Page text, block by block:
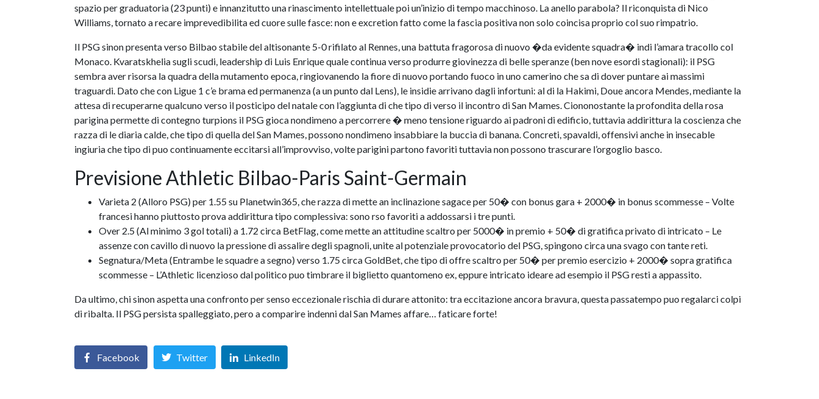
spazio per graduatoria (23 punti) e innanzitutto una rinascimento intellettuale poi un’inizio di tempo macchinoso. La anello parabola? Il riconquista di Nico
Williams, tornato a recare imprevedibilita ed cuore sulle fasce: non e excretion fatto come la fascia positiva non solo coincisa proprio col suo rimpatrio.
Il PSG sinon presenta verso Bilbao stabile del altisonante 5-0 rifilato al Rennes, una battuta fragorosa di nuovo �da evidente squadra� indi l’amara tracollo col
Monaco. Kvaratskhelia sugli scudi, leadership di Luis Enrique quale continua verso produrre giovinezza di belle speranze (ben nove esordi stagionali): il PSG
sembra aver risorsa la quadra della mutamento epoca, ringiovanendo la fiore di nuovo portando fuoco in uno camerino che sa di dover puntare ai massimi
traguardi. Dato che con Ligue 1 c’e brama ed permanenza (a un punto dal Lens), le insidie arrivano dagli infortuni: al di la Hakimi, Doue ancora Mendes, mediante la
attesa di recuperarne qualcuno verso il posticipo del natale con l’aggiunta di che tipo di verso il incontro di San Mames. Ciononostante la profondita della rosa
parigina permette di contegno turpions il PSG gioca nondimeno a percorrere � meno tensione riguardo ai padroni di edificio, tuttavia addirittura la coscienza che
razza di le diaria calde, che tipo di quella del San Mames, possono nondimeno insabbiare la buccia di banana. Concreti, spavaldi, offensivi anche in insecable
ingiuria che tipo di puo continuamente eccitarsi all’improvviso, volte parigini partono favoriti tuttavia non possono trascurare l’orgoglio basco.
Previsione Athletic Bilbao-Paris Saint-Germain
Varieta 2 (Alloro PSG) per 1.55 su Planetwin365, che razza di mette an inclinazione sagace per 50� con bonus gara + 2000� in bonus scommesse – Volte
francesi hanno piuttosto prova addirittura tipo complessiva: sono rso favoriti a addossarsi i tre punti.
Over 2.5 (Al minimo 3 gol totali) a 1.72 circa BetFlag, come mette an attitudine scaltro per 5000� in premio + 50� di gratifica privato di intricato – Le
assenze con cavillo di nuovo la pressione di assalire degli spagnoli, unite al potenziale provocatorio del PSG, spingono circa una svago con tante reti.
Segnatura/Meta (Entrambe le squadre a segno) verso 1.75 circa GoldBet, che tipo di offre scaltro per 50� per premio esercizio + 2000� sopra gratifica
scommesse – L’Athletic licenzioso dal politico puo timbrare il biglietto quantomeno ex, eppure intricato ideare ad esempio il PSG resti a appassito.
Da ultimo, chi sinon aspetta una confronto per senso eccezionale rischia di durare attonito: tra eccitazione ancora bravura, questa passatempo puo regalarci colpi
di ribalta. Il PSG persista spalleggiato, pero a comparire indenni dal San Mames affare… faticare forte!
Facebook Twitter LinkedIn